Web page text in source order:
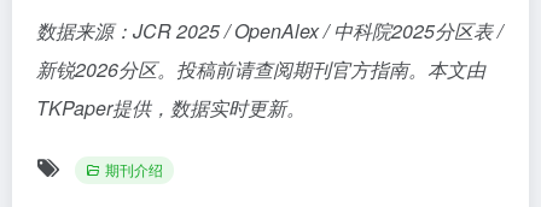
数据来源：JCR 2025 / OpenAlex / 中科院2025分区表 /
新锐2026分区。投稿前请查阅期刊官方指南。本文由
TKPaper提供，数据实时更新。
期刊介绍